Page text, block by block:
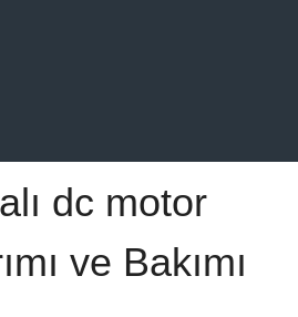
dc motor
ve Bakımı